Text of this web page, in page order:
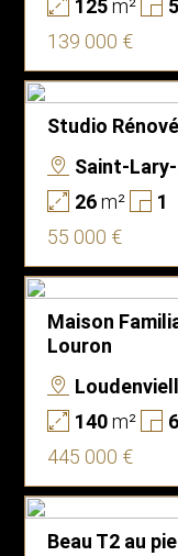
125m²
5
139 000 €
Studio
Saint-
26m²
1
55 000 €
Maison
Louron
140m²
6
445 000 €
Beau T2 au